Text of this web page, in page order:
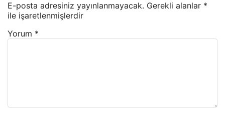
E-posta adresiniz yayınlanmayacak. Gerekli alanlar *
ile işaretlenmişlerdir
Yorum *